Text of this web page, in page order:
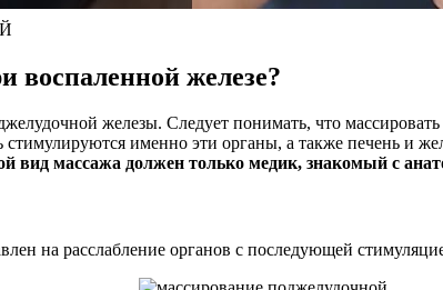
воспаленной железе?
железы. Следует понимать, что
именно эти органы, а также печень и
вид массажа должен только медик, знакомый с
на расслабление органов с последующей